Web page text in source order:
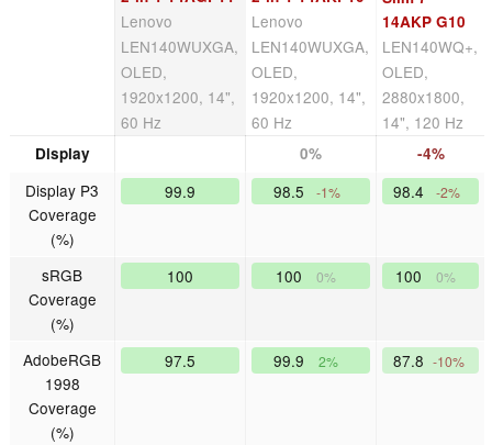
Lenovo
LEN140WUXGA,
OLED,
1920x1200, 14",
60 Hz
Lenovo
LEN140WUXGA,
OLED,
1920x1200, 14",
60 Hz
14AKP G10
LEN140WQ+,
OLED,
2880x1800,
14", 120 Hz
Display 0% -4%
Display P3
Coverage
(%)
99.9 98.5 -1% 98.4 -2%
sRGB
Coverage
(%)
100 100 0% 100 0%
AdobeRGB
1998
Coverage
(%)
97.5 99.9 2% 87.8 -10%